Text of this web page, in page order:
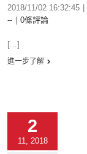
2018/11/02 16:32:45
--
0條評論
[...]
進一步了解
2
11, 2018